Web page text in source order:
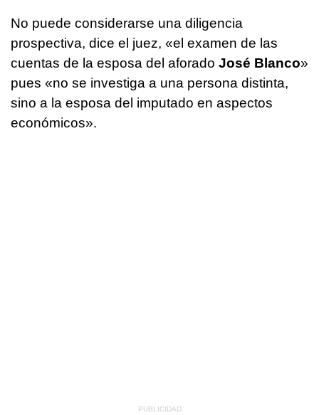
No puede considerarse una diligencia
prospectiva, dice el juez, «el examen de las
cuentas de la esposa del aforado José Blanco»
pues «no se investiga a una persona distinta,
sino a la esposa del imputado en aspectos
económicos».